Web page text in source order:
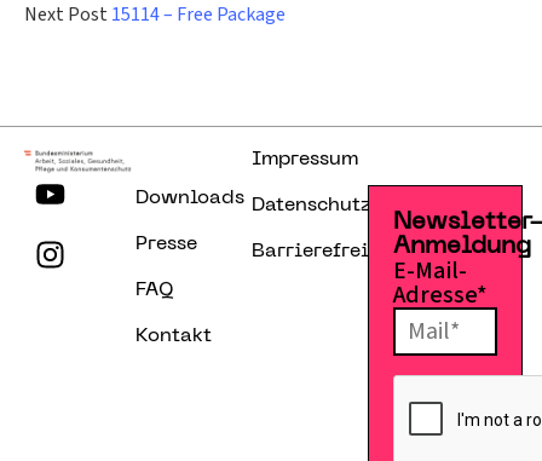
Next Post 15114 – Free Package
Downloads
Presse
FAQ
Kontakt
Impressum
Datenschutzerklärung
Barrierefreiheitserklärung
Anmeldung
E-Mail-
Adresse*